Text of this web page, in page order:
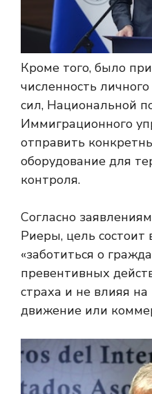
Кроме того, было
численность
сил, Национальной
Иммиграционного
отправить
оборудование для
контроля.
Согласно
Риеры, цель состоит
«заботиться о
превентивных
страха и не влияя
движение или